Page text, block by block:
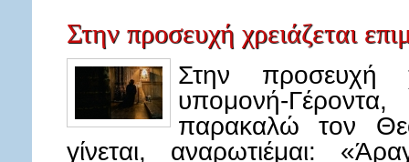
Στην προσευχή χρειάζεται
Στην προσευχή
υπομονή-
παρακαλώ τον
γίνεται, αναρωτιέμαι: